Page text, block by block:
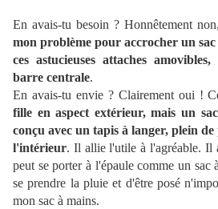
En avais-tu besoin ? Honnêtement
mon problème pour accrocher un sac
ces astucieuses attaches
barre centrale.
En avais-tu envie ? Clairement oui !
fille en aspect extérieur, mais un
conçu avec un tapis à langer, plein de
l'intérieur. Il allie l'utile à l'agréable. Il
peut se porter à l'épaule comme un sac
se prendre la pluie et d'être posé
mon sac à mains.